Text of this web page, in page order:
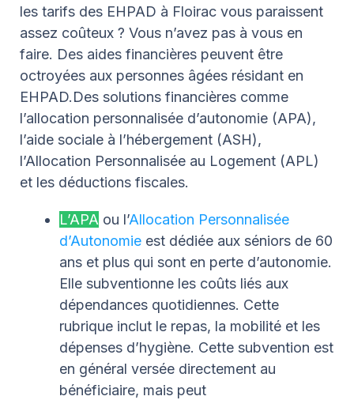
les tarifs des EHPAD à Floirac vous paraissent
assez coûteux ? Vous n’avez pas à vous en
faire. Des aides financières peuvent être
octroyées aux personnes âgées résidant en
EHPAD.Des solutions financières comme
l’allocation personnalisée d’autonomie (APA),
l’aide sociale à l’hébergement (ASH),
l’Allocation Personnalisée au Logement (APL)
et les déductions fiscales.
L’APA ou l’Allocation Personnalisée
d’Autonomie est dédiée aux séniors de 60
ans et plus qui sont en perte d’autonomie.
Elle subventionne les coûts liés aux
dépendances quotidiennes. Cette
rubrique inclut le repas, la mobilité et les
dépenses d’hygiène. Cette subvention est
en général versée directement au
bénéficiaire, mais peut